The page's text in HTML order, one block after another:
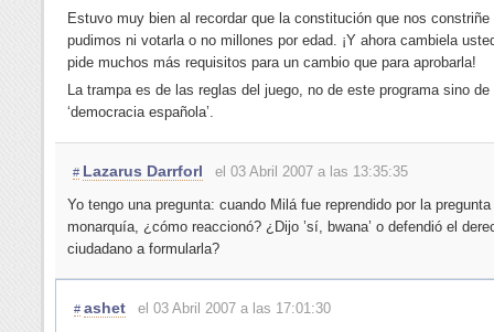
Estuvo muy bien al recordar que la constitución que nos constriñe
pudimos ni votarla o no millones por edad. ¡Y ahora cambiela
pide muchos más requisitos para un cambio que para aprobarla!
La trampa es de las reglas del juego, no de este programa sino de
‘democracia española’.
# Lazarus Darrforl
el 03 Abril 2007 a las 13:35:35
Yo tengo una pregunta: cuando Milá fue reprendido por la
monarquía, ¿cómo reaccionó? ¿Dijo ’sí, bwana’ o defendió el
ciudadano a formularla?
# ashet
el 03 Abril 2007 a las 17:01:30